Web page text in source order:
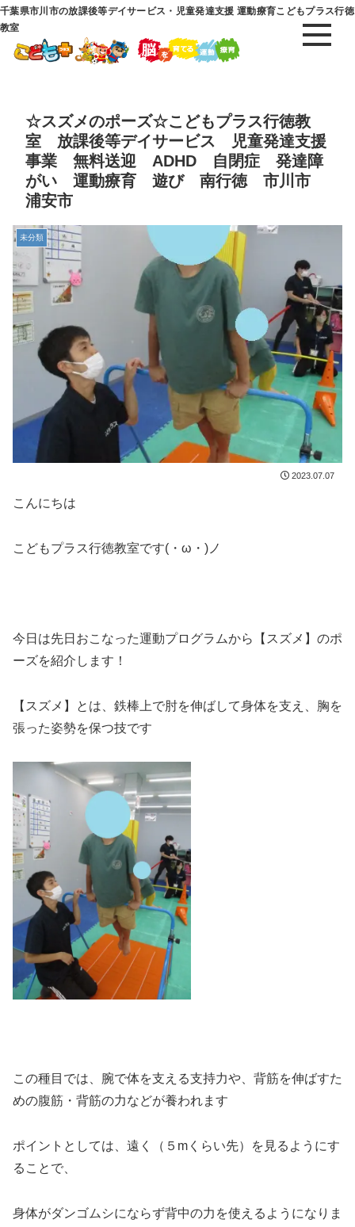
千葉県市川市の放課後等デイサービス・児童発達支援 運動療育こどもプラス行徳
教室
☆スズメのポーズ☆こどもプラス行徳教
室 放課後等デイサービス 児童発達支援
事業 無料送迎 ADHD 自閉症 発達障
がい 運動療育 遊び 南行徳 市川市
浦安市
未分類
2023.07.07
こんにちは
こどもプラス行徳教室です(・ω・)ノ
今日は先日おこなった運動プログラムから【スズメ】のポ
ーズを紹介します！
【スズメ】とは、鉄棒上で肘を伸ばして身体を支え、胸を
張った姿勢を保つ技です
この種目では、腕で体を支える支持力や、背筋を伸ばすた
めの腹筋・背筋の力などが養われます
ポイントとしては、遠く（５mくらい先）を見るようにす
ることで、
身体がダンゴムシにならず背中の力を使えるようになりま